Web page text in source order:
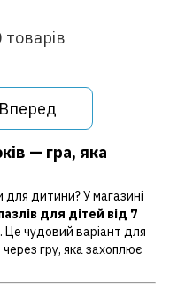
Вперед
— гра, яка
для дитини? У магазині
для дітей від 7
. Це чудовий варіант для
гру, яка захоплює